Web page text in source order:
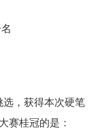
，获得本次硬笔
赛桂冠的是：